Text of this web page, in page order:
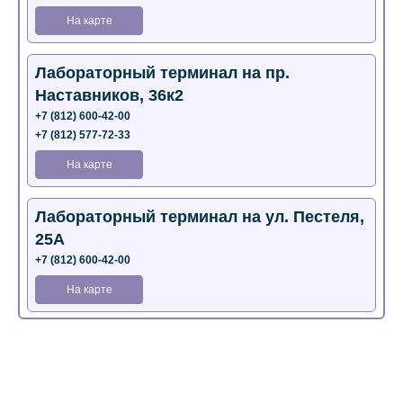
На карте
Лабораторный терминал на пр.
Наставников, 36к2
+7 (812) 600-42-00
+7 (812) 577-72-33
На карте
Лабораторный терминал на ул. Пестеля,
25А
+7 (812) 600-42-00
На карте